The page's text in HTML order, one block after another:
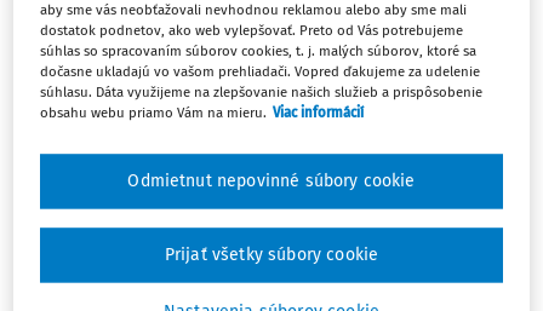
Celý odborný obsah z tejto oblasti je
dostupný predplatiteľom portálu.
Odomknite si prístup k odbornému
obsahu a získajte prístup na 10 dní
zdarma, stačí sa len zaregistrovať.
Vďaka registrácii získate prístup aj k
aby sme vás neobťažovali nevhodnou reklamou alebo aby sme mali
dostatok podnetov, ako web vylepšovať. Preto od Vás potrebujeme
súhlas so spracovaním súborov cookies, t. j. malých súborov, ktoré sa
dočasne ukladajú vo vašom prehliadači. Vopred ďakujeme za udelenie
súhlasu. Dáta využijeme na zlepšovanie našich služieb a prispôsobenie
obsahu webu priamo Vám na mieru. Viac informácií
Odmietnut nepovinné súbory cookie
Prijať všetky súbory cookie